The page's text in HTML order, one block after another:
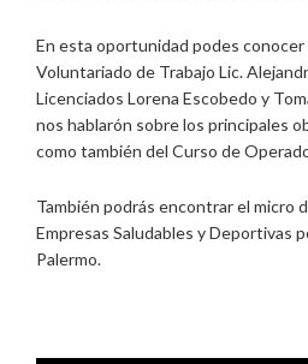
En esta oportunidad podes
Voluntariado de Trabajo Lic.
Licenciados Lorena Escobedo y
nos hablarón sobre los principales
como también del Curso de
También podrás encontrar el micro
Empresas Saludables y Deportivas
Palermo.